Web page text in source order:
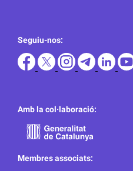
Seguiu-nos:
Amb la col·laboració:
Membres associats: